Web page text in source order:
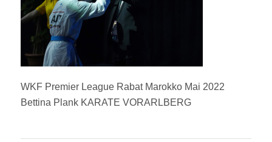
WKF Premier League Rabat Marokko Mai 2022
Bettina Plank KARATE VORARLBERG